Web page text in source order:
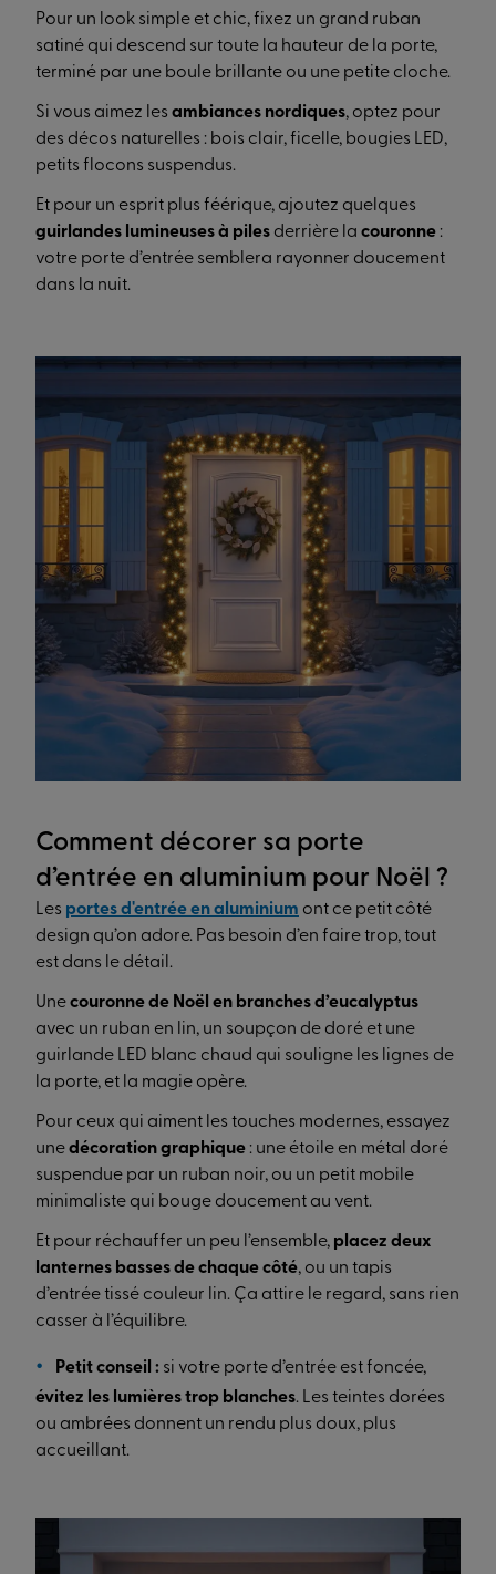
Pour un look simple et chic, fixez un grand ruban
satiné qui descend sur toute la hauteur de la porte,
terminé par une boule brillante ou une petite cloche.
Si vous aimez les ambiances nordiques, optez pour
des décos naturelles : bois clair, ficelle, bougies LED,
petits flocons suspendus.
Et pour un esprit plus féérique, ajoutez quelques
guirlandes lumineuses à piles derrière la couronne :
votre porte d’entrée semblera rayonner doucement
dans la nuit.
Comment décorer sa porte
d’entrée en aluminium pour Noël ?
Les portes d'entrée en aluminium ont ce petit côté
design qu’on adore. Pas besoin d’en faire trop, tout
est dans le détail.
Unecouronne de Noël en branches d’eucalyptus
avec un ruban en lin, un soupçon de doré et une
guirlande LED blanc chaud qui souligne les lignes de
la porte, et la magie opère.
Pour ceux qui aiment les touches modernes, essayez
unedécoration graphique : une étoile en métal doré
suspendue par un ruban noir, ou un petit mobile
minimaliste qui bouge doucement au vent.
Et pour réchauffer un peu l’ensemble, placez deux
lanternes basses de chaque côté, ou un tapis
d’entrée tissé couleur lin. Ça attire le regard, sans rien
casser à l’équilibre.
Petit conseil : si votre porte d’entrée est foncée,
évitez les lumières trop blanches. Les teintes dorées
ou ambrées donnent un rendu plus doux, plus
accueillant.